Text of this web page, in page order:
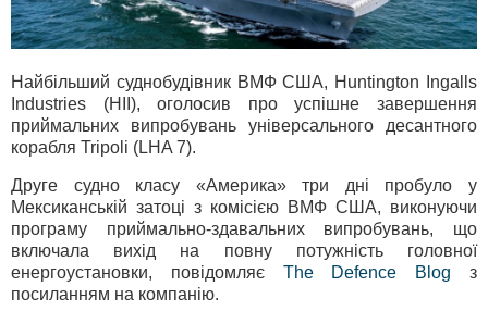
Найбільший суднобудівник ВМФ США, Huntington Ingalls
Industries (HII), оголосив про успішне завершення
приймальних випробувань універсального десантного
корабля Tripoli (LHA 7).
Друге судно класу «Америка» три дні пробуло у
Мексиканській затоці з комісією ВМФ США, виконуючи
програму приймально-здавальних випробувань, що
включала вихід на повну потужність головної
енергоустановки, повідомляє The Defence Blog з
посиланням на компанію.